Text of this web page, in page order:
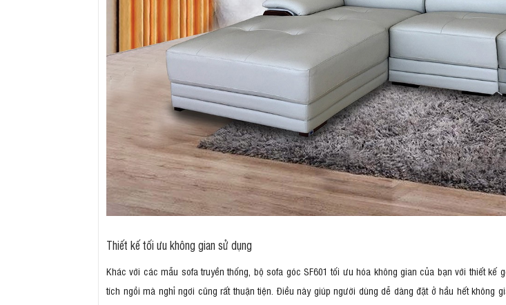
Thiết kế tối ưu không gian sử dụng
Khác với các mẫu sofa truyền thống, bộ sofa góc SF601 tối ưu hóa không gian của bạn với thiết
tích ngồi mà nghỉ ngơi cũng rất thuận tiện. Điều này giúp người dùng dễ dàng đặt ở hầu hết không